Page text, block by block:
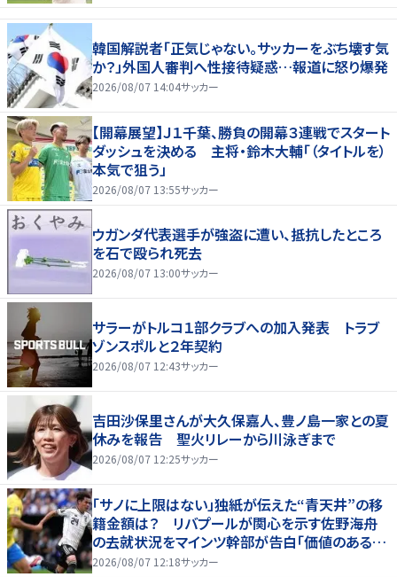
韓国解説者「正気じゃない。サッカーをぶち壊す気
か？」外国人審判へ性接待疑惑…報道に怒り爆発
2026/08/07 14:04サッカー
【開幕展望】Ｊ１千葉、勝負の開幕３連戦でスタート
ダッシュを決める 主将・鈴木大輔「（タイトルを）
本気で狙う」
2026/08/07 13:55サッカー
ウガンダ代表選手が強盗に遭い、抵抗したところ
を石で殴られ死去
2026/08/07 13:00サッカー
サラーがトルコ１部クラブへの加入発表 トラブ
ゾンスポルと２年契約
2026/08/07 12:43サッカー
吉田沙保里さんが大久保嘉人、豊ノ島一家との夏
休みを報告 聖火リレーから川泳ぎまで
2026/08/07 12:25サッカー
「サノに上限はない」独紙が伝えた“青天井”の移
籍金額は？ リバプールが関心を示す佐野海舟
の去就状況をマインツ幹部が告白「価値のあるも
のになる」
2026/08/07 12:18サッカー